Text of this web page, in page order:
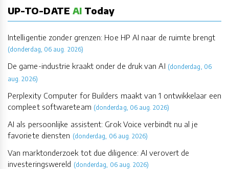
UP-TO-DATE AI Today
Intelligentie zonder grenzen: Hoe HP AI naar de ruimte brengt
(donderdag, 06 aug. 2026)
De game-industrie kraakt onder de druk van AI (donderdag, 06
aug. 2026)
Perplexity Computer for Builders maakt van 1 ontwikkelaar een
compleet softwareteam (donderdag, 06 aug. 2026)
AI als persoonlijke assistent: Grok Voice verbindt nu al je
favoriete diensten (donderdag, 06 aug. 2026)
Van marktonderzoek tot due diligence: AI verovert de
investeringswereld (donderdag, 06 aug. 2026)